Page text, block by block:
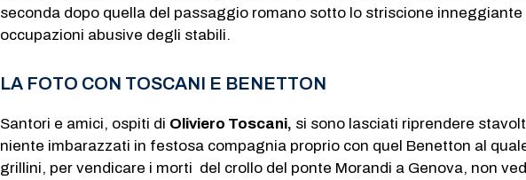
seconda dopo quella del passaggio romano sotto lo striscione inneggiante
occupazioni abusive degli stabili.
LA FOTO CON TOSCANI E BENETTON
Santori e amici, ospiti di Oliviero Toscani, si sono lasciati riprendere
niente imbarazzati in festosa compagnia proprio con quel Benetton al
grillini, per vendicare i morti del crollo del ponte Morandi a Genova, non